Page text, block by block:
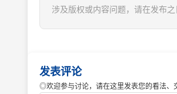
涉及版权或内容问题，请在发布之
发表评论
◎欢迎参与讨论，请在这里发表您的看法、